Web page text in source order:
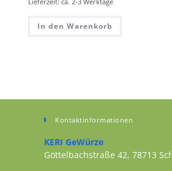
In den Warenkorb
Kontaktinformationen
KERI GeWürze
Göttelbachstraße 42, 78713